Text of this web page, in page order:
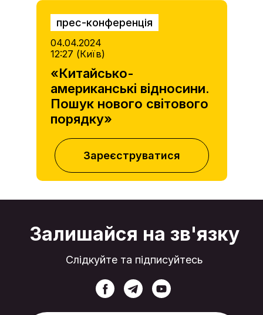
прес-конференція
04.04.2024
12:27 (Київ)
«Китайсько-
американські відносини.
Пошук нового світового
порядку»
Зареєструватися
Залишайся на зв'язку
Слідкуйте та підписуйтесь